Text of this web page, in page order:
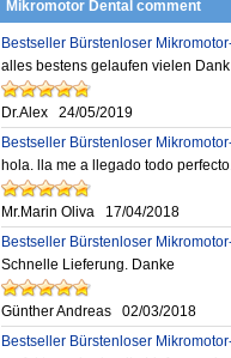
Mikromotor Dental comment
Bestseller Bürstenloser
alles bestens gelaufen vielen Dank
Dr.Alex
24/05/2019
Bestseller Bürstenloser
hola. lla me a llegado todo
Mr.Marin Oliva
17/04/2018
Bestseller Bürstenloser
Schnelle Lieferung. Danke
Günther Andreas
02/03/2018
Bestseller Bürstenloser